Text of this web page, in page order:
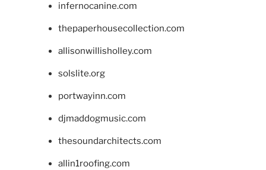
infernocanine.com
thepaperhousecollection.com
allisonwillisholley.com
solslite.org
portwayinn.com
djmaddogmusic.com
thesoundarchitects.com
allin1roofing.com